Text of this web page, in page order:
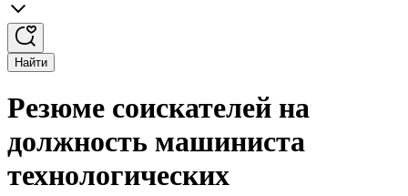
Найти
Резюме соискателей на
должность машиниста
технологических